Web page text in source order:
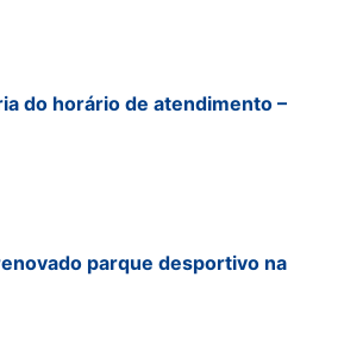
do horário de atendimento –
parque desportivo na